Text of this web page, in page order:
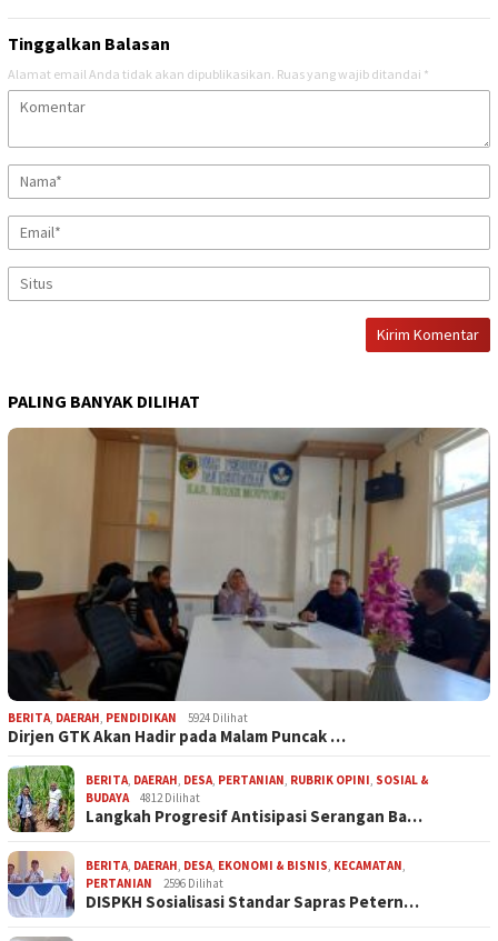
Tinggalkan Balasan
Alamat email Anda tidak akan dipublikasikan. Ruas yang wajib ditandai *
PALING BANYAK DILIHAT
BERITA, DAERAH, PENDIDIKAN 5924 Dilihat
Dirjen GTK Akan Hadir pada Malam Puncak …
BERITA, DAERAH, DESA, PERTANIAN, RUBRIK OPINI, SOSIAL &
BUDAYA
4812 Dilihat
Langkah Progresif Antisipasi Serangan Ba…
BERITA, DAERAH, DESA, EKONOMI & BISNIS, KECAMATAN,
PERTANIAN
2596 Dilihat
DISPKH Sosialisasi Standar Sapras Petern…